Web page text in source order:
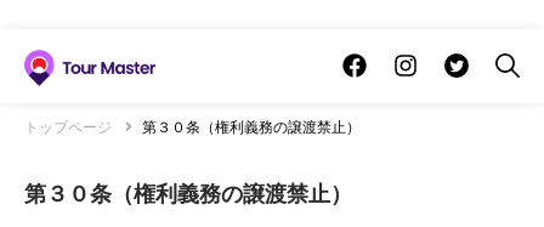
トップページ 第３０条（権利義務の譲渡禁止）
第３０条（権利義務の譲渡禁止）